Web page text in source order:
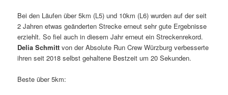
Bei den Läufen über 5km (L5) und 10km (L6) wurden auf der seit
2 Jahren etwas geänderten Strecke erneut sehr gute Ergebnisse
erziehlt. So fiel auch in diesem Jahr erneut ein Streckenrekord.
Delia Schmitt von der Absolute Run Crew Würzburg verbesserte
ihren seit 2018 selbst gehaltene Bestzeit um 20 Sekunden.
Beste über 5km: